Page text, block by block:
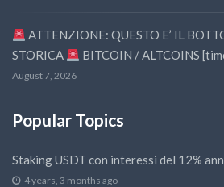
ATTENZIONE: QUESTO E’ IL
STORICA
BITCOIN / ALTCOINS
August 7, 2026
Popular Topics
Staking USDT con interessi del 12%
4 years, 3 months ago